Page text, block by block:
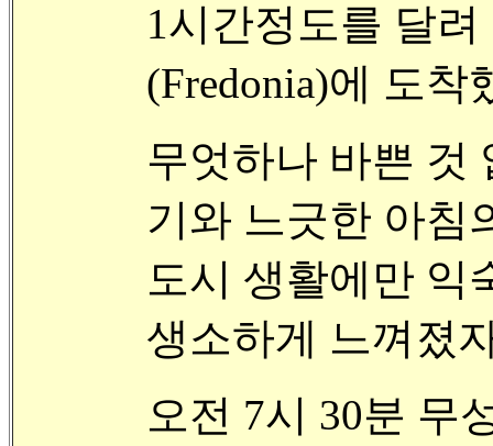
1시간정도를 달
(Fredonia)에 도착
무엇하나 바쁜 것
기와 느긋한 아침
도시 생활에만 익
생소하게 느껴졌
오전 7시 30분 무